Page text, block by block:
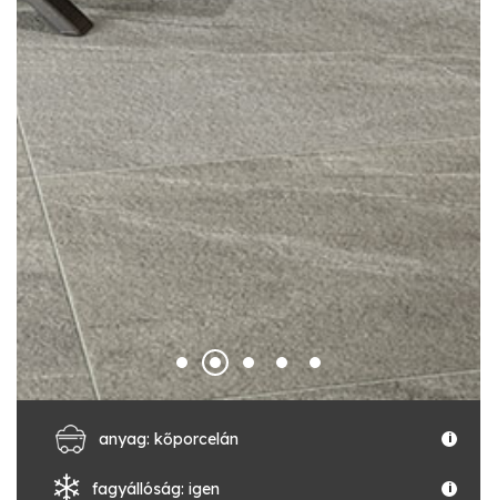
anyag: kőporcelán i
fagyállóság: igen i